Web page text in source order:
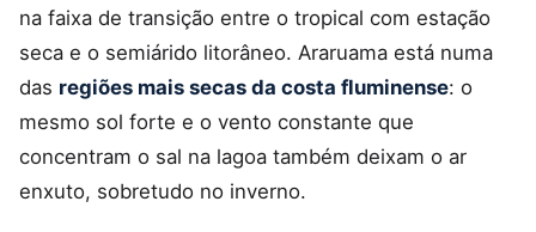
na faixa de transição entre o tropical com estação
seca e o semiárido litorâneo. Araruama está numa
das regiões mais secas da costa fluminense: o
mesmo sol forte e o vento constante que
concentram o sal na lagoa também deixam o ar
enxuto, sobretudo no inverno.